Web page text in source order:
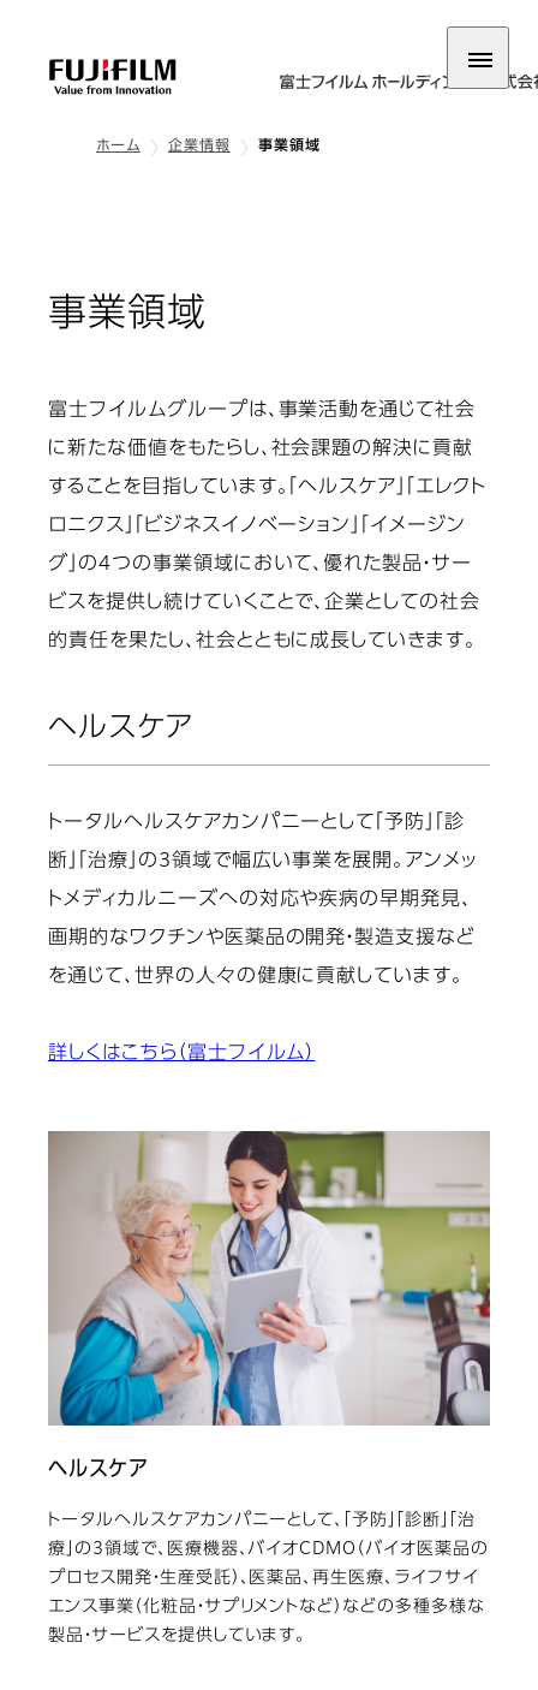
ホーム 企業情報 事業領域
事業領域
富士フイルムグループは、事業活動を通じて社会
に新たな価値をもたらし、社会課題の解決に貢献
することを目指しています。「ヘルスケア」「エレクト
ロニクス」「ビジネスイノベーション」「イメージン
グ」の4つの事業領域において、優れた製品・サー
ビスを提供し続けていくことで、企業としての社会
的責任を果たし、社会とともに成長していきます。
ヘルスケア
トータルヘルスケアカンパニーとして「予防」「診
断」「治療」の3領域で幅広い事業を展開。アンメッ
トメディカルニーズへの対応や疾病の早期発見、
画期的なワクチンや医薬品の開発・製造支援など
を通じて、世界の人々の健康に貢献しています。
詳しくはこちら（富士フイルム）
ヘルスケア
トータルヘルスケアカンパニーとして、「予防」「診断」「治
療」の3領域で、医療機器、バイオCDMO（バイオ医薬品の
プロセス開発・生産受託）、医薬品、再生医療、ライフサイ
エンス事業（化粧品・サプリメントなど）などの多種多様な
製品・サービスを提供しています。